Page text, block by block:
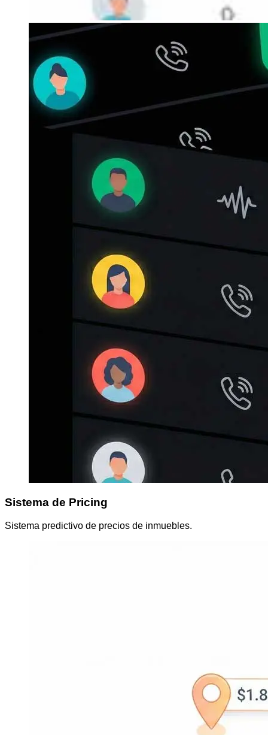
Sistema de Pricing
Sistema predictivo de precios de inmuebles.